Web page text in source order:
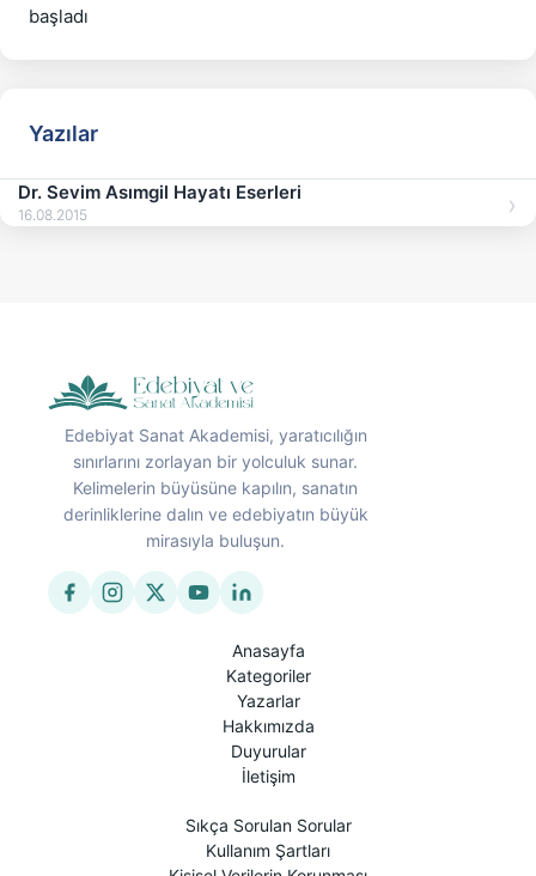
Yazılar
Dr. Sevim Asımgil Hayatı Eserleri
16.08.2015
Edebiyat Sanat Akademisi, yaratıcılığın
sınırlarını zorlayan bir yolculuk sunar.
Kelimelerin büyüsüne kapılın, sanatın
derinliklerine dalın ve edebiyatın büyük
mirasıyla buluşun.
Anasayfa
Kategoriler
Yazarlar
Hakkımızda
Duyurular
İletişim
Sıkça Sorulan Sorular
Kullanım Şartları